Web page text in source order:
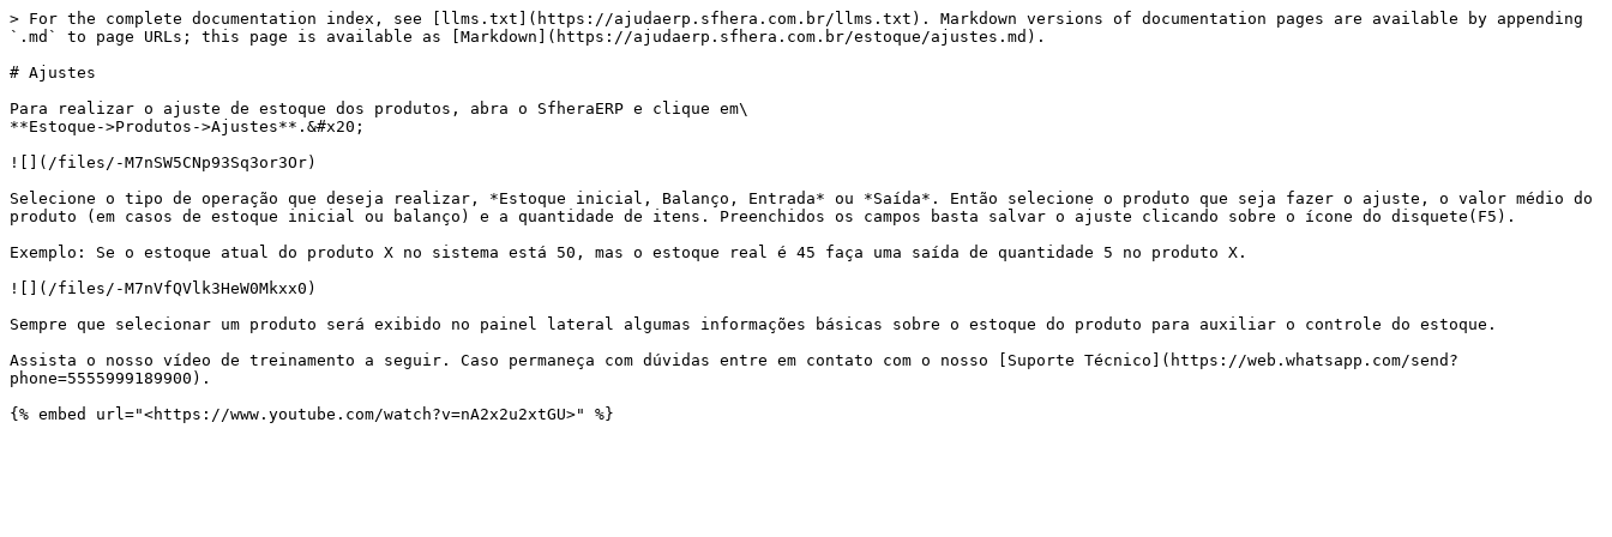
> For the complete documentation index, see [llms.txt](https://ajudaerp.sfhera.com.br/llms.txt). Markdown versions of documentation pages are available by appending
`.md` to page URLs; this page is available as [Markdown](https://ajudaerp.sfhera.com.br/estoque/ajustes.md).
# Ajustes
Para realizar o ajuste de estoque dos produtos, abra o SfheraERP e clique em\
**Estoque->Produtos->Ajustes**.&#x20;
![](/files/-M7nSW5CNp93Sq3or3Or)
Selecione o tipo de operação que deseja realizar, *Estoque inicial, Balanço, Entrada* ou *Saída*. Então selecione o produto que seja fazer o ajuste, o valor médio do
produto (em casos de estoque inicial ou balanço) e a quantidade de itens. Preenchidos os campos basta salvar o ajuste clicando sobre o ícone do disquete(F5).
Exemplo: Se o estoque atual do produto X no sistema está 50, mas o estoque real é 45 faça uma saída de quantidade 5 no produto X.
![](/files/-M7nVfQVlk3HeW0Mkxx0)
Sempre que selecionar um produto será exibido no painel lateral algumas informações básicas sobre o estoque do produto para auxiliar o controle do estoque.
Assista o nosso vídeo de treinamento a seguir. Caso permaneça com dúvidas entre em contato com o nosso [Suporte Técnico](https://web.whatsapp.com/send?
phone=5555999189900).